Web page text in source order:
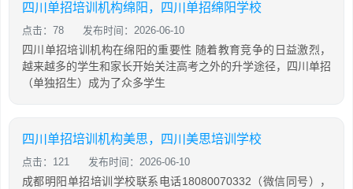
四川单招培训机构绵阳，四川单招绵阳学校
点击：78 发布时间：2026-06-10
四川单招培训机构在绵阳的重要性 随着教育竞争的日益激烈，
越来越多的学生和家长开始关注高考之外的升学途径，四川单招
（单独招生）成为了众多学生
四川单招培训机构美思，四川美思培训学校
点击：121 发布时间：2026-06-10
成都明阳单招培训学校联系电话18080070332（微信同号），